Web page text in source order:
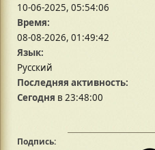
10-06-2025, 05:54:06
Время:
08-08-2026, 01:49:42
Язык:
Русский
Последняя активность:
Сегодня в 23:48:00
Подпись: